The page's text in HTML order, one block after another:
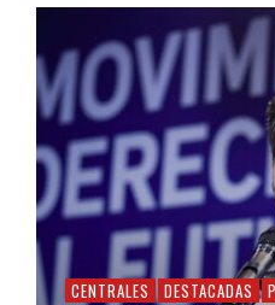
CENTRALES DESTACADAS